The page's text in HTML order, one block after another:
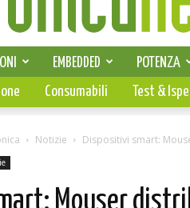
SELEZIONE
EMBEDDED POTENZA
PCB
Consumabili Test &
Notizie Dispositivi smart:
Mouser